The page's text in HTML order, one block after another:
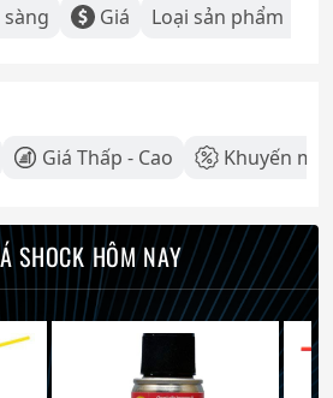
sàng Giá Loại sản phẩm
Giá Thấp - Cao Khuyến mãi
SHOCK HÔM NAY